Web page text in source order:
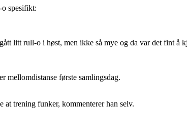
spesifikt:
litt rull-o i høst, men ikke så mye og da var det fint å
mellomdistanse første samlingsdag.
at trening funker, kommenterer han selv.